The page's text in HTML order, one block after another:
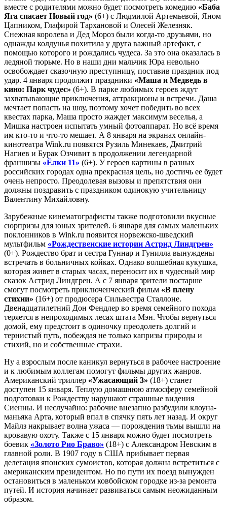
вместе с родителями можно будет посмотреть комедию «Баба
Яга спасает Новый год» (6+) с Людмилой Артемьевой, Яном
Цапником, Глафирой Тархановой и Олесей Железняк.
Снежная королева и Дед Мороз были когда-то друзьями, но
однажды колдунья похитила у друга важный артефакт, с
помощью которого и рождались чудеса. За это она оказалась в
ледяной тюрьме. Но в наши дни мальчик Юра невольно
освобождает сказочную преступницу, поставив праздник под
удар. 4 января продолжит праздники «Маша и Медведь в
кино: Парк чудес» (6+). В парке любимых героев ждут
захватывающие приключения, аттракционы и встречи. Даша
мечтает попасть на шоу, поэтому хочет победить во всех
квестах парка, Маша просто жаждет максимум веселья, а
Мишка настроен испытать умный фотоаппарат. Но всё время
им кто-то и что-то мешает. А 8 января на экранах онлайн-
кинотеатра Wink.ru появятся Рузиль Минекаев, Дмитрий
Нагиев и Бурак Озчивит в продолжении легендарной
франшизы «Ёлки 11» (6+). У героев картины в разных
российских городах одна прекрасная цель, но достичь ее будет
очень непросто. Преодолевая вызовы и препятствия они
должны поздравить с праздником одинокую учительницу
Валентину Михайловну.
Зарубежные кинематографисты также подготовили вкусные
сюрпризы для юных зрителей. 6 января для самых маленьких
поклонников в Wink.ru появится норвежско-шведский
мультфильм «Рождественские истории Астрид Линдгрен»
(0+). Рождество брат и сестра Гуннар и Гунилла вынуждены
встречать в больничных койках. Однако волшебная кукушка,
которая живет в старых часах, переносит их в чудесный мир
сказок Астрид Линдгрен. А с 7 января зрители постарше
смогут посмотреть приключенческий фильм «В плену
стихии» (16+) от продюсера Сильвестра Сталлоне.
Двенадцатилетний Дон Фендлер во время семейного похода
теряется в непроходимых лесах штата Мэн. Чтобы вернуться
домой, ему предстоит в одиночку преодолеть долгий и
тернистый путь, побеждая не только капризы природы и
стихий, но и собственные страхи.
Ну а взрослым после каникул вернуться в рабочее настроение
и к любимым коллегам помогут фильмы других жанров.
Американский триллер «Ужасающий 3» (18+) станет
доступен 15 января. Теплую домашнюю атмосферу семейной
подготовки к Рождеству нарушают страшные видения
Сиенны. И неслучайно: рабочие внезапно разбудили клоуна-
маньяка Арта, который впал в спячку пять лет назад. И округ
Майлз накрывает волна ужаса — порождения тьмы вышли на
кровавую охоту. Также с 15 января можно будет посмотреть
боевик «Золото Рио Браво» (18+) с Александром Невским в
главной роли. В 1907 году в США прибывает первая
делегация японских сумоистов, которая должна встретиться с
американским президентом. Но по пути их поезд вынужден
остановиться в маленьком ковбойском городке из-за ремонта
путей. И история начинает развиваться самым неожиданным
образом.